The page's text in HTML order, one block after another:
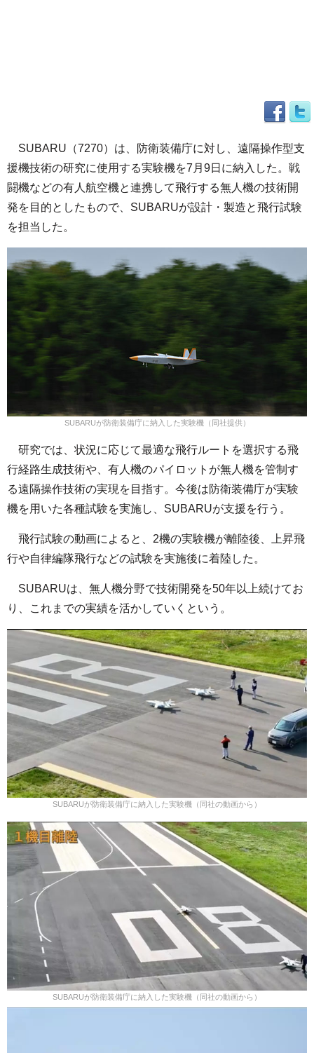
SUBARU（7270）は、防衛装備庁に対し、遠隔操作型支
援機技術の研究に使用する実験機を7月9日に納入した。戦
闘機などの有人航空機と連携して飛行する無人機の技術開
発を目的としたもので、SUBARUが設計・製造と飛行試験
を担当した。
SUBARUが防衛装備庁に納入した実験機（同社提供）
研究では、状況に応じて最適な飛行ルートを選択する飛
行経路生成技術や、有人機のパイロットが無人機を管制す
る遠隔操作技術の実現を目指す。今後は防衛装備庁が実験
機を用いた各種試験を実施し、SUBARUが支援を行う。
飛行試験の動画によると、2機の実験機が離陸後、上昇飛
行や自律編隊飛行などの試験を実施後に着陸した。
SUBARUは、無人機分野で技術開発を50年以上続けてお
り、これまでの実績を活かしていくという。
SUBARUが防衛装備庁に納入した実験機（同社の動画から）
SUBARUが防衛装備庁に納入した実験機（同社の動画から）